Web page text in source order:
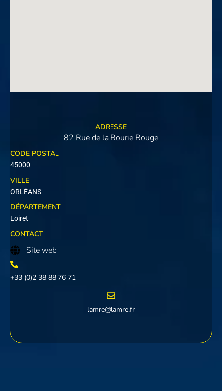
ADRESSE
82 Rue de la Bourie Rouge
CODE POSTAL
45000
VILLE
ORLÉANS
DÉPARTEMENT
Loiret
CONTACT
Site web
+33 (0)2 38 88 76 71
lamre@lamre.fr